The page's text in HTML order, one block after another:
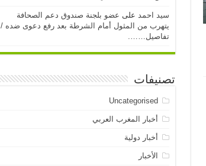
سيد احمد على عضو بلجنة صندوق دعم الصحافة
يتهرب من المثول أمام الشرطة بعد رفع دعوى ضده /
تفاصيل…….
تصنيفات
Uncategorised
أخبار المغرب العربي
أخبار دولية
الأخبار